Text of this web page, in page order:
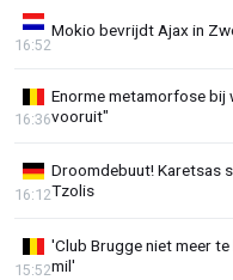
Mokio bevrijdt Ajax in
16:52
Enorme metamorfose bij
vooruit"
16:36
Droomdebuut! Karetsas
Tzolis
16:12
'Club Brugge niet meer
mil'
15:52